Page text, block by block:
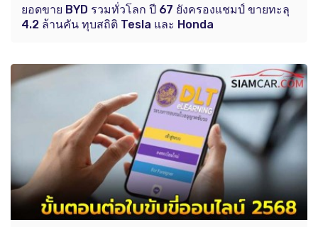
ยอดขาย BYD รวมทั่วโลก ปี 67 ยังครองแชมป์ ขายทะลุ
4.2 ล้านคัน ทุบสถิติ Tesla และ Honda